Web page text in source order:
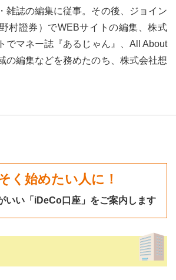
雑誌の編集に従事。その後、ジョイン
村證券）でWEBサイトの編集、株式
でマネー誌『あるじゃん』、All About
の編集などを務めたのち、株式会社想
く始めたい人に！
いい「iDeCo口座」をご案内します